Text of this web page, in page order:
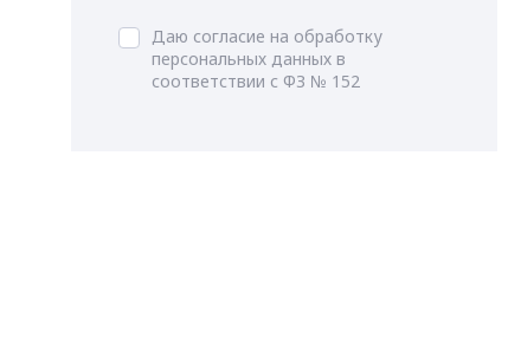
Даю согласие на обработку
персональных данных в
соответствии с ФЗ № 152